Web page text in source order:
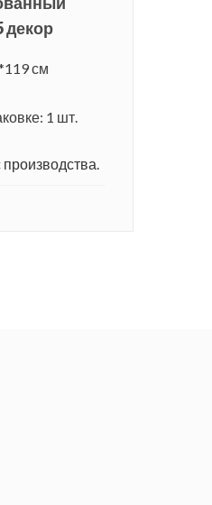
декор
см
1 шт.
производства.